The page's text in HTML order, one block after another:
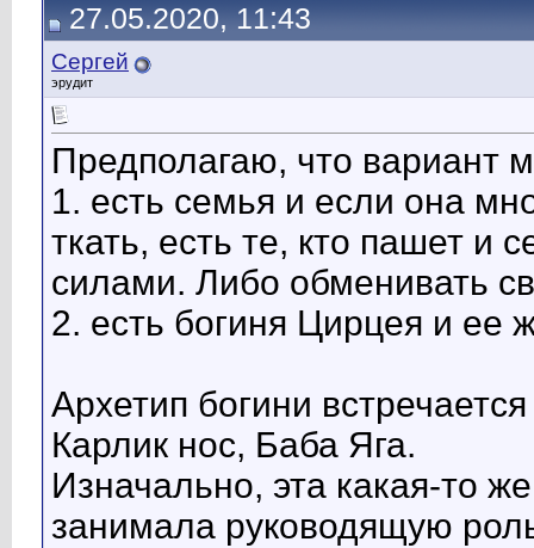
27.05.2020, 11:43
Сергей
эрудит
Предполагаю, что вариант
1. есть семья и если она
ткать, есть те, кто пашет и
силами. Либо обменивать
2. есть богиня Цирцея и ее
Архетип богини
Карлик нос, Баба Яга.
Изначально, эта какая-то
занимала руководящую